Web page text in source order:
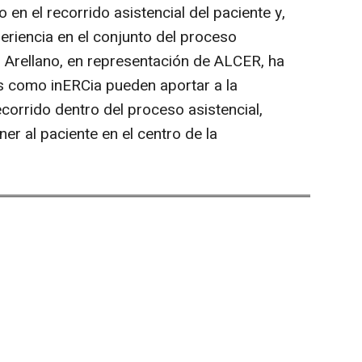
el recorrido asistencial del paciente y,
en el conjunto del proceso
en representación de ALCER, ha
inERCia pueden aportar a la
dentro del proceso asistencial,
al paciente en el centro de la